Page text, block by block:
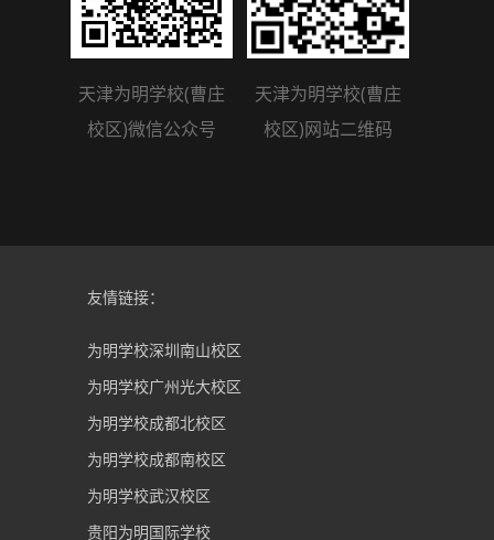
天津为明学校(曹庄
校区)微信公众号
天津为明学校(曹庄
校区)网站二维码
友情链接：
为明学校深圳南山校区
为明学校广州光大校区
为明学校成都北校区
为明学校成都南校区
为明学校武汉校区
贵阳为明国际学校